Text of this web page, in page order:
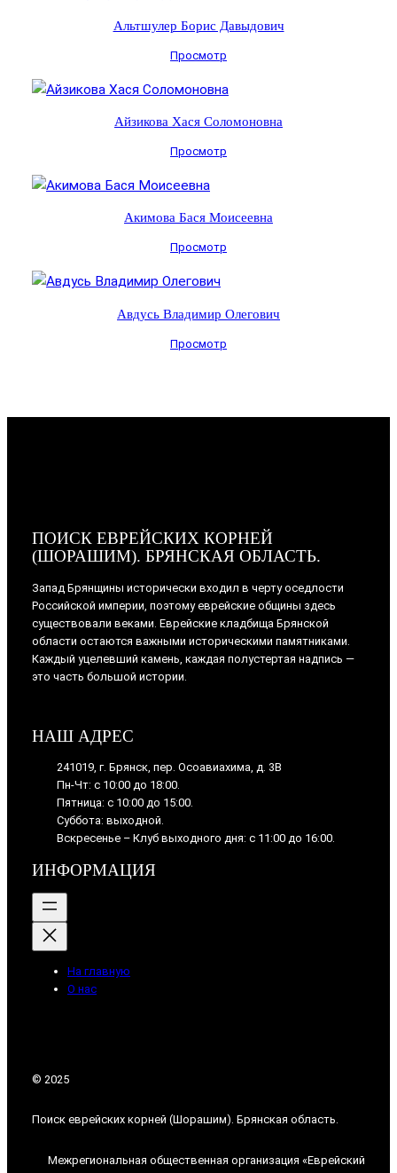
Альтшулер Борис Давыдович
Просмотр
Айзикова Хася Соломоновна
Просмотр
Акимова Бася Моисеевна
Просмотр
Авдусь Владимир Олегович
Просмотр
ПОИСК ЕВРЕЙСКИХ КОРНЕЙ
(ШОРАШИМ). БРЯНСКАЯ ОБЛАСТЬ.
Запад Брянщины исторически входил в черту оседлости
Российской империи, поэтому еврейские общины здесь
существовали веками. Еврейские кладбища Брянской
области остаются важными историческими памятниками.
Каждый уцелевший камень, каждая полустертая надпись —
это часть большой истории.
НАШ АДРЕС
241019, г. Брянск, пер. Осоавиахима, д. 3В
Пн-Чт: с 10:00 до 18:00.
Пятница: с 10:00 до 15:00.
Суббота: выходной.
Вскресенье – Клуб выходного дня: с 11:00 до 16:00.
ИНФОРМАЦИЯ
На главную
О нас
© 2025
Поиск еврейских корней (Шорашим). Брянская область.
Межрегиональная общественная организация «Еврейский